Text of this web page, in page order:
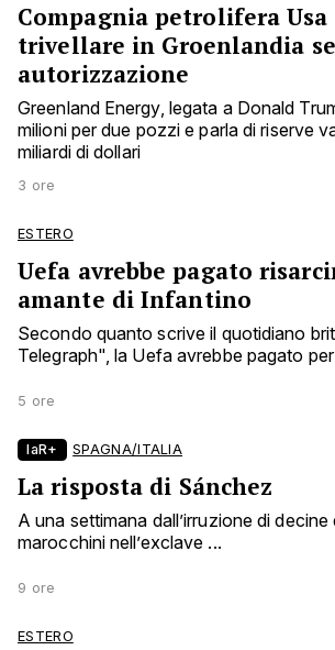
Compagnia petrolifera
trivellare in Groenlandia
autorizzazione
Greenland Energy, legata a Donald
milioni per due pozzi e parla di riserve
miliardi di dollari
3 ore
ESTERO
Uefa avrebbe pagato
amante di Infantino
Secondo quanto scrive il quotidiano
Telegraph", la Uefa avrebbe pagato per
5 ore
laR+ SPAGNA/ITALIA
La risposta di Sánchez
A una settimana dall’irruzione di decine
marocchini nell’exclave ...
9 ore
ESTERO